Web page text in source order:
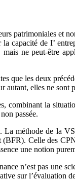
patrimoniales et
capacité de I’
ne peut-être
que les deux
elles ne sont
combinant la
passée.
La méthode de la
Celle des
une notion
n’est pas une
sur l’évaluation